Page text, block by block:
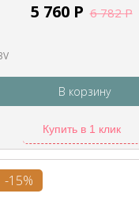
5 760 Р 6 782Р
В корзину
Купить в 1 клик
-15%